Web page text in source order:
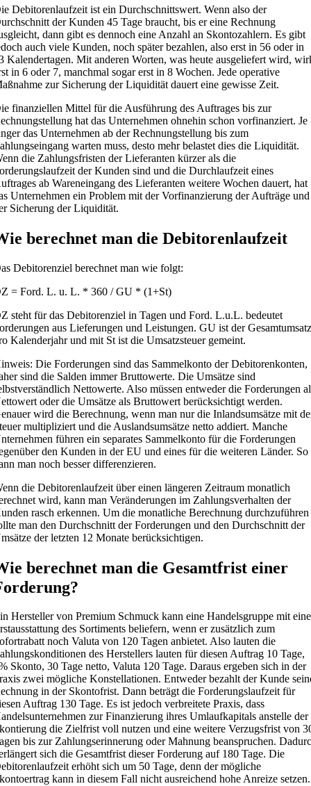
Debitorenlaufzeit ist ein Durchschnittswert. Wenn also der
der Kunden 45 Tage braucht, bis er eine Rechnung
dann gibt es dennoch eine Anzahl an Skontozahlern. Es gibt
auch viele Kunden, noch später bezahlen, also erst in 56 oder in
Kalendertagen. Mit anderen Worten, was heute ausgeliefert wird,
in 6 oder 7, manchmal sogar erst in 8 Wochen. Jede operative
zur Sicherung der Liquidität dauert eine gewisse Zeit.
finanziellen Mittel für die Ausführung des Auftrages bis zur
hat das Unternehmen ohnehin schon vorfinanziert. Je
das Unternehmen ab der Rechnungstellung bis zum
warten muss, desto mehr belastet dies die Liquidität.
die Zahlungsfristen der Lieferanten kürzer als die
der Kunden sind und die Durchlaufzeit eines
ab Wareneingang des Lieferanten weitere Wochen dauert, hat
Unternehmen ein Problem mit der Vorfinanzierung der Aufträge und
Sicherung der Liquidität.
berechnet man die Debitorenlaufzeit
Debitorenziel berechnet man wie folgt:
= Ford. L. u. L. * 360 / GU * (1+St)
steht für das Debitorenziel in Tagen und Ford. L.u.L. bedeutet
aus Lieferungen und Leistungen. GU ist der
Kalenderjahr und mit St ist die Umsatzsteuer gemeint.
Die Forderungen sind das Sammelkonto der Debitorenkonten,
sind die Salden immer Bruttowerte. Die Umsätze sind
Nettowerte. Also müssen entweder die Forderungen
oder die Umsätze als Bruttowert berücksichtigt werden.
wird die Berechnung, wenn man nur die Inlandsumsätze mit
multipliziert und die Auslandsumsätze netto addiert. Manche
führen ein separates Sammelkonto für die Forderungen
den Kunden in der EU und eines für die weiteren Länder. So
man noch besser differenzieren.
die Debitorenlaufzeit über einen längeren Zeitraum monatlich
wird, kann man Veränderungen im Zahlungsverhalten der
rasch erkennen. Um die monatliche Berechnung durchzuführen
man den Durchschnitt der Forderungen und den Durchschnitt der
der letzten 12 Monate berücksichtigen.
berechnet man die Gesamtfrist einer
Hersteller von Premium Schmuck kann eine Handelsgruppe mit
des Sortiments beliefern, wenn er zusätzlich zum
noch Valuta von 120 Tagen anbietet. Also lauten die
des Herstellers lauten für diesen Auftrag 10 Tage,
Skonto, 30 Tage netto, Valuta 120 Tage. Daraus ergeben sich in der
zwei mögliche Konstellationen. Entweder bezahlt der Kunde
in der Skontofrist. Dann beträgt die Forderungslaufzeit für
Auftrag 130 Tage. Es ist jedoch verbreitete Praxis, dass
zur Finanzierung ihres Umlaufkapitals anstelle der
die Zielfrist voll nutzen und eine weitere Verzugsfrist von
bis zur Zahlungserinnerung oder Mahnung beanspruchen.
sich die Gesamtfrist dieser Forderung auf 180 Tage. Die
erhöht sich um 50 Tage, denn der mögliche
kann in diesem Fall nicht ausreichend hohe Anreize setzen.